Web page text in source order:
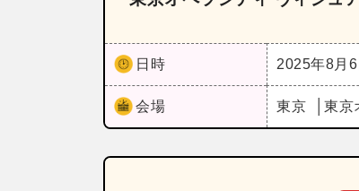
日時 2025年8月6
会場 東京 東京